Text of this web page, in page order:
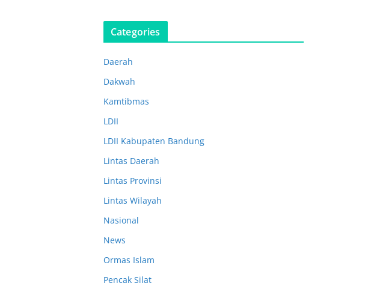
Categories
Daerah
Dakwah
Kamtibmas
LDII
LDII Kabupaten Bandung
Lintas Daerah
Lintas Provinsi
Lintas Wilayah
Nasional
News
Ormas Islam
Pencak Silat